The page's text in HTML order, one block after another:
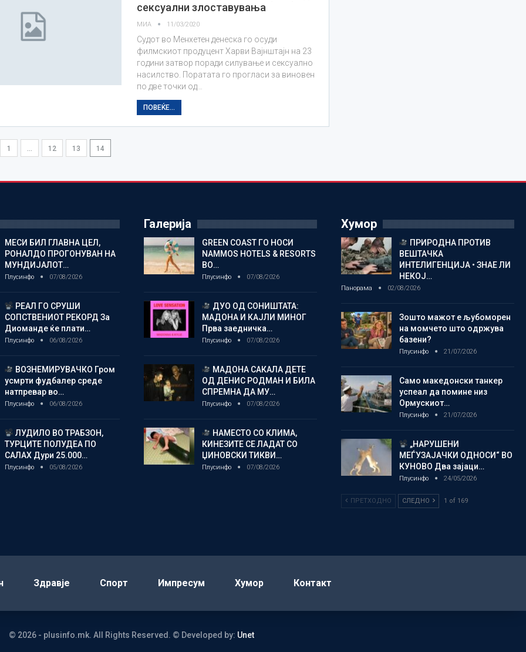
сексуални злоставувања
МИА 11/03/2020
Судот во Менхетен денеска го осуди
филмскиот продуцент Харви Вајнштајн на 23
години затвор поради силување и сексуално
насилство. Поратата го прогласи за виновен
по две точки од…
ПОВЕЌЕ...
1 … 12 13 14
МЕСИ БИЛ ГЛАВНА ЦЕЛ,
РОНАЛДО ПРОГОНУВАН НА
МУНДИЈАЛОТ…
Плусинфо 07/08/2026
РЕАЛ ГО СРУШИ
СОПСТВЕНИОТ РЕКОРД За
Диоманде ќе плати…
Плусинфо 06/08/2026
ВОЗНЕМИРУВАЧКО Гром
усмрти фудбалер среде
натпревар во…
Плусинфо 06/08/2026
ЛУДИЛО ВО ТРАБЗОН,
ТУРЦИТЕ ПОЛУДЕА ПО
САЛАХ Дури 25.000…
Плусинфо 05/08/2026
Галерија
GREEN COAST ГО НОСИ
NAMMOS HOTELS & RESORTS
ВО…
Плусинфо 07/08/2026
ДУО ОД СОНИШТАТА:
МАДОНА И КАЈЛИ МИНОГ
Прва заедничка…
Плусинфо 07/08/2026
МАДОНА САКАЛА ДЕТЕ
ОД ДЕНИС РОДМАН И БИЛА
СПРЕМНА ДА МУ…
Плусинфо 07/08/2026
НАМЕСТО СО КЛИМА,
КИНЕЗИТЕ СЕ ЛАДАТ СО
ЏИНОВСКИ ТИКВИ…
Плусинфо 07/08/2026
Хумор
ПРИРОДНА ПРОТИВ
ВЕШТАЧКА
ИНТЕЛИГЕНЦИЈА • ЗНАЕ ЛИ
НЕКОЈ…
Панорама 02/08/2026
Зошто мажот е љубоморен
на момчето што одржува
базени?
Плусинфо 21/07/2026
Само македонски танкер
успеал да помине низ
Ормускиот…
Плусинфо 21/07/2026
„НАРУШЕНИ
МЕЃУЗАЈАЧКИ ОДНОСИ“ ВО
КУНОВО Два зајаци…
Плусинфо 24/05/2026
ПРЕТХОДНО СЛЕДНО 1 of 169
Здравје Спорт Импресум Хумор Контакт
© 2026 - plusinfo.mk. All Rights Reserved. © Developed by: Unet